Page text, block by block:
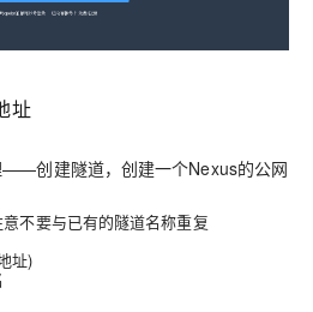
址
——创建隧道，创建一个Nexus的公网
不要与已有的隧道名称重复
址)